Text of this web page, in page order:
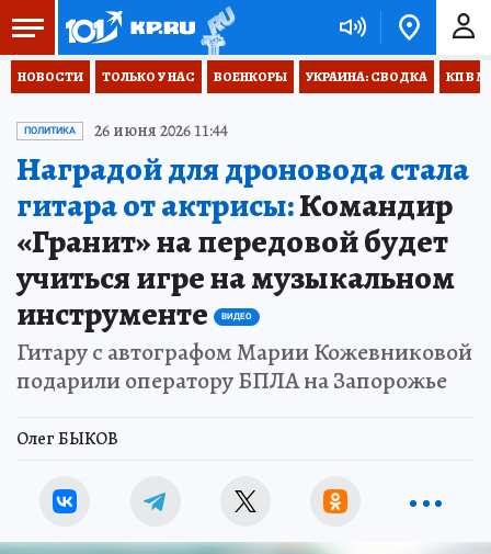
НОВОСТИ ТОЛЬКО У НАС ВОЕНКОРЫ УКРАИНА: СВОДКА КП В
ПОЛИТИКА 26 июня 2026 11:44
Наградой для дроновода стала
гитара от актрисы:Командир
«Гранит» на передовой будет
учиться игре на музыкальном
инструменте
ВИДЕО
Гитару с автографом Марии Кожевниковой
подарили оператору БПЛА на Запорожье
Олег БЫКОВ